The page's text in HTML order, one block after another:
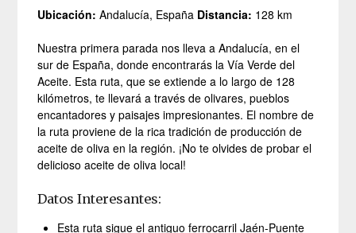
Ubicación: Andalucía, España Distancia: 128 km
Nuestra primera parada nos lleva a Andalucía, en el
sur de España, donde encontrarás la Vía Verde del
Aceite. Esta ruta, que se extiende a lo largo de 128
kilómetros, te llevará a través de olivares, pueblos
encantadores y paisajes impresionantes. El nombre de
la ruta proviene de la rica tradición de producción de
aceite de oliva en la región. ¡No te olvides de probar el
delicioso aceite de oliva local!
Datos Interesantes:
Esta ruta sigue el antiguo ferrocarril Jaén-Puente